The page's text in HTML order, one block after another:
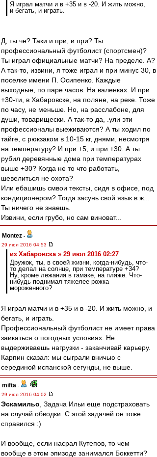
Я играл матчи и в +35 и в -20. И жить можно,
и бегать, и играть.
Д, ты че? Таки и при, и при? Ты
профессиональный футболист (спортсмен)?
Ты играл официальные матчи? На пределе. А?
А так-то, извини, я тоже играл и при минус 30, в
поселке имени П. Осипенко. Каждые
выходные, по паре часов. На валенках. И при
+30-ти, в Хабаровске, на поляне, на реке. Тоже
по часу, не меньше. Но, на расслабоне, для
души, товарищески. А так-то да, .ули эти
профессионалы выеживаются? А ты ходил по
тайге, с рюкзаком в 10-15 кг, днями, несмотря
на температуру? И при +5, и при +30. А ты
рубил деревянные дома при температурах
выше +30? Когда не то что работать,
шевелиться не охота?
Или ебашишь смвои тексты, сидя в офисе, под
кондиционером? Тогда засунь свой язык в ж...
Ты ничего не знаешь.
Извини, если грубо, но сам виноват...
Montez -
29 июл 2016 04:53
из Хабаровска » 29 июл 2016 02:27
Дружок, ты, в своей жизни, когда-нибудь, что-
то делал на солнце, при температуре +34?
Ну, кроме лежания в гамаке, на пляже. Что-
нибудь поднимал тяжелее рожка
мороженного?
Я играл матчи и в +35 и в -20. И жить можно, и
бегать, и играть.
Профессиональный футболист не имеет права
заикаться о погодных условиях. Не
выдерживаешь нагрузки - заканчивай карьеру.
Карпин сказал: мы сыграли вничью с
серединой испанской сегунды, не выше.
mifta -
29 июл 2016 04:02
Эскамильо , Задача Ильи еще подстраховать
на случай обводки. С этой задачей он тоже
справился :)
И вообще, если насрал Кутепов, то чем
вообще в этом эпизоде занимался Боккетти?